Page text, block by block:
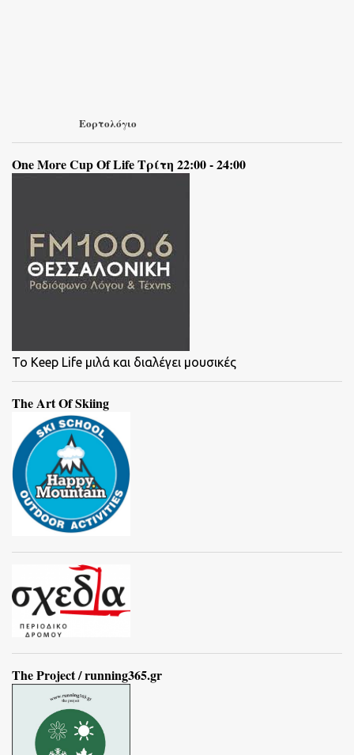
Εορτολόγιο
One More Cup Of Life Τρίτη 22:00 - 24:00
To Keep Life μιλά και διαλέγει μουσικές
The Art Of Skiing
The Project / running365.gr